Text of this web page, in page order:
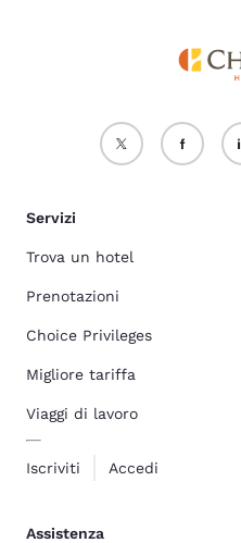
Servizi
Trova un hotel
Prenotazioni
Choice Privileges
Migliore tariffa
Viaggi di lavoro
Iscriviti Accedi
Assistenza